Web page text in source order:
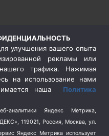
улучшения вашего опыта
рекламы или
трафика. Нажимая
на использование нами
наша Политика
аналитики Яндекс Метрика,
119021, Россия, Москва, ул.
Яндекс Метрика использует